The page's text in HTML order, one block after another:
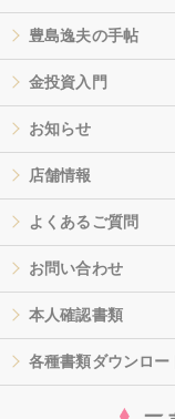
豊島逸夫の手帖
金投資入門
お知らせ
店舗情報
よくあるご質問
お問い合わせ
本人確認書類
各種書類ダウンロー